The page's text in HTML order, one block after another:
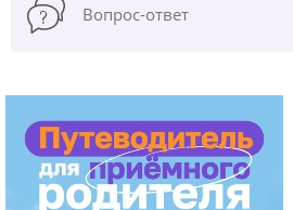
Вопрос-ответ